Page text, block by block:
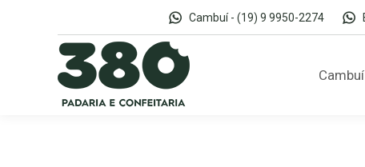
Cambuí - (19) 9 9950-2274